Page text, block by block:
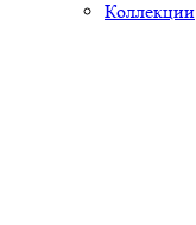
Коллекции